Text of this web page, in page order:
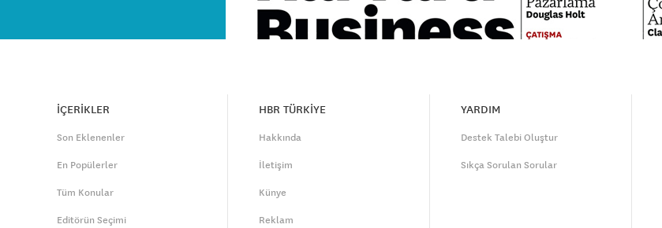
İÇERİKLER
Son Eklenenler
En Popülerler
Tüm Konular
Editörün Seçimi
HBR TÜRKİYE
Hakkında
İletişim
Künye
Reklam
YARDIM
Destek Talebi Oluştur
Sıkça Sorulan Sorular